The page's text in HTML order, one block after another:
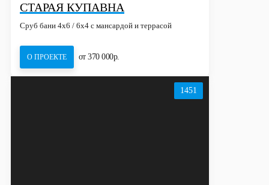
СТАРАЯ КУПАВНА
Сруб бани 4х6 / 6x4 с мансардой и террасой
О ПРОЕКТЕ от 370 000р.
1451